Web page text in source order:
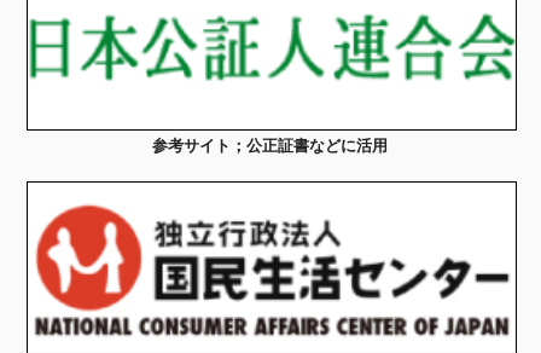
参考サイト；公正証書などに活用